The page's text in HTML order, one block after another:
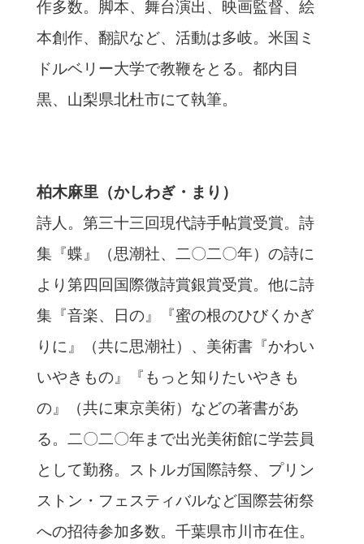
作多数。脚本、舞台演出、映画監督、絵
本創作、翻訳など、活動は多岐。米国ミ
ドルベリー大学で教鞭をとる。都内目
黒、山梨県北杜市にて執筆。
柏木麻里（かしわぎ・まり）
詩人。第三十三回現代詩手帖賞受賞。詩
集『蝶』（思潮社、二〇二〇年）の詩に
より第四回国際微詩賞銀賞受賞。他に詩
集『音楽、日の』『蜜の根のひびくかぎ
りに』（共に思潮社）、美術書『かわい
いやきもの』『もっと知りたいやきも
の』（共に東京美術）などの著書があ
る。二〇二〇年まで出光美術館に学芸員
として勤務。ストルガ国際詩祭、プリン
ストン・フェスティバルなど国際芸術祭
への招待参加多数。千葉県市川市在住。